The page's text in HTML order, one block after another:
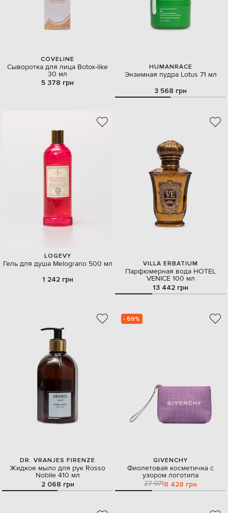
COVELINE
Сыворотка для лица Botox-like
30 мл
5 378 грн
HUMANRACE
Энзимная пудра Lotus 71 мл
3 568 грн
LOGEVY
Гель для душа Melograno 500 мл
1 242 грн
VILLA ERBATIUM
Парфюмерная вода HOTEL
VENICE 100 мл
13 442 грн
DR. VRANJES FIRENZE
Жидкое мыло для рук Rosso
Nobile 410 мл
2 068 грн
- 69%
GIVENCHY
Фиолетовая косметичка с
узором логотипа
27 9718 428 грн